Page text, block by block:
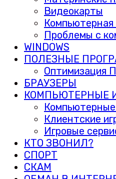
Видеокарты
Компьютерная
Проблемы с
WINDOWS
ПОЛЕЗНЫЕ
Оптимизация
БРАУЗЕРЫ
КОМПЬЮТЕРНЫЕ
Клиентские
Игровые
КТО ЗВОНИЛ?
СПОРТ
СКАМ